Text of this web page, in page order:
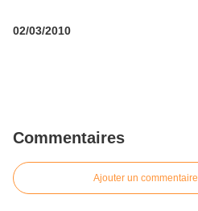
02/03/2010
Commentaires
Ajouter un commentaire